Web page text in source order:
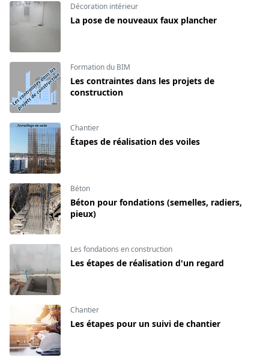
Décoration intérieur
La pose de nouveaux faux plancher
Formation du BIM
Les contraintes dans les projets de
construction
Chantier
Étapes de réalisation des voiles
Béton
Béton pour fondations (semelles, radiers,
pieux)
Les fondations en construction
Les étapes de réalisation d'un regard
Chantier
Les étapes pour un suivi de chantier